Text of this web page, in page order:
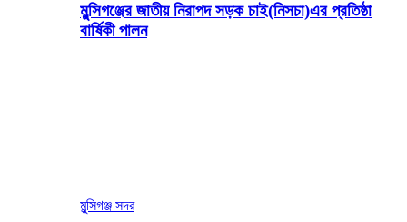
মুন্সিগঞ্জের জাতীয় নিরাপদ সড়ক চাই(নিসচা)এর প্রতিষ্ঠা
বার্ষিকী পালন
মুন্সিগঞ্জ সদর